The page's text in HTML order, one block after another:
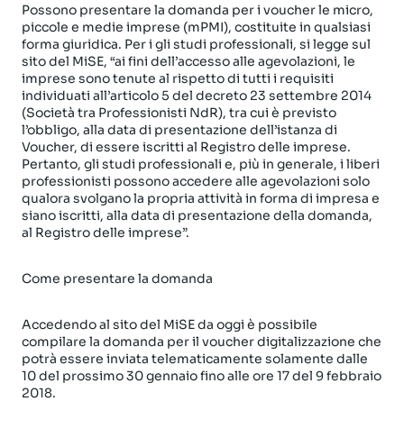
Possono presentare la domanda per i voucher le micro,
piccole e medie imprese (mPMI), costituite in qualsiasi
forma giuridica. Per i gli studi professionali, si legge sul
sito del MiSE, “ai fini dell’accesso alle agevolazioni, le
imprese sono tenute al rispetto di tutti i requisiti
individuati all’articolo 5 del decreto 23 settembre 2014
(Società tra Professionisti NdR), tra cui è previsto
l’obbligo, alla data di presentazione dell’istanza di
Voucher, di essere iscritti al Registro delle imprese.
Pertanto, gli studi professionali e, più in generale, i liberi
professionisti possono accedere alle agevolazioni solo
qualora svolgano la propria attività in forma di impresa e
siano iscritti, alla data di presentazione della domanda,
al Registro delle imprese”.
Come presentare la domanda
Accedendo al sito del MiSE da oggi è possibile
compilare la domanda per il voucher digitalizzazione che
potrà essere inviata telematicamente solamente dalle
10 del prossimo 30 gennaio fino alle ore 17 del 9 febbraio
2018.